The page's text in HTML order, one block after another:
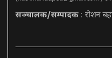
सञ्चालक/सम्पादक : रोशन